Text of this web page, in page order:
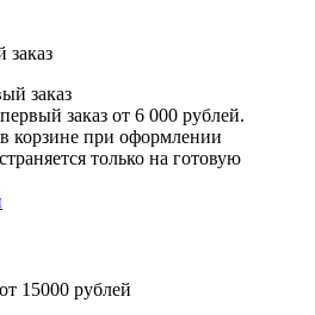
заказ
заказ от 6 000 рублей.
корзине при оформлении
только на готовую
15000 рублей